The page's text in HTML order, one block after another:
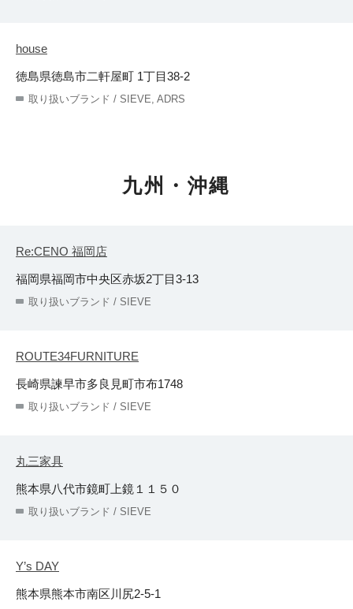
house
徳島県徳島市二軒屋町 1丁目38-2
取り扱いブランド / SIEVE, ADRS
九州・沖縄
Re:CENO 福岡店
福岡県福岡市中央区赤坂2丁目3-13
取り扱いブランド / SIEVE
ROUTE34FURNITURE
長崎県諫早市多良見町市布1748
取り扱いブランド / SIEVE
丸三家具
熊本県八代市鏡町上鏡１１５０
取り扱いブランド / SIEVE
Y’s DAY
熊本県熊本市南区川尻2-5-1